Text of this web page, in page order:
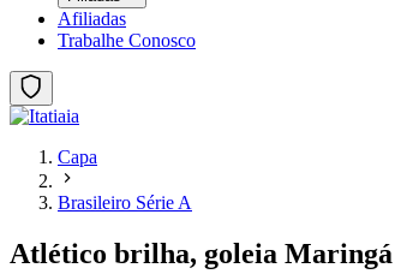
Afiliadas
Trabalhe Conosco
Capa
Brasileiro Série A
Atlético brilha, goleia Maringá